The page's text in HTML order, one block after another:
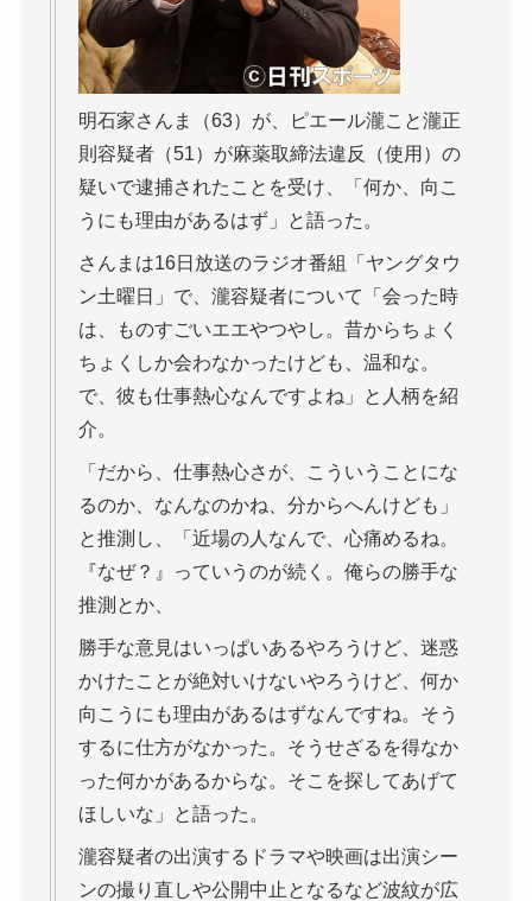
明石家さんま（63）が、ピエール瀧こと瀧正
則容疑者（51）が麻薬取締法違反（使用）の
疑いで逮捕されたことを受け、「何か、向こ
うにも理由があるはず」と語った。
さんまは16日放送のラジオ番組「ヤングタウ
ン土曜日」で、瀧容疑者について「会った時
は、ものすごいエエやつやし。昔からちょく
ちょくしか会わなかったけども、温和な。
で、彼も仕事熱心なんですよね」と人柄を紹
介。
「だから、仕事熱心さが、こういうことにな
るのか、なんなのかね、分からへんけども」
と推測し、「近場の人なんで、心痛めるね。
『なぜ？』っていうのが続く。俺らの勝手な
推測とか、
勝手な意見はいっぱいあるやろうけど、迷惑
かけたことが絶対いけないやろうけど、何か
向こうにも理由があるはずなんですね。そう
するに仕方がなかった。そうせざるを得なか
った何かがあるからな。そこを探してあげて
ほしいな」と語った。
瀧容疑者の出演するドラマや映画は出演シー
ンの撮り直しや公開中止となるなど波紋が広